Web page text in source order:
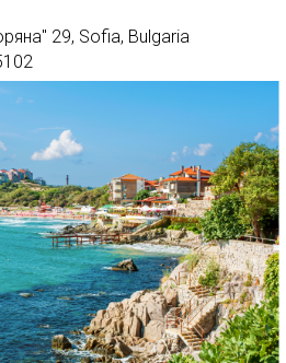
29, Sofia, Bulgaria